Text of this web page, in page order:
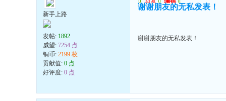
新手上路
发帖: 1892
威望: 7254 点
铜币: 2199 枚
贡献值: 0 点
好评度: 0 点
谢谢朋友的无私发表！
谢谢朋友的无私发表！